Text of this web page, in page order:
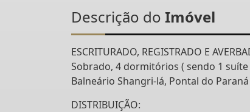
Descrição do Imóvel
ESCRITURADO, REGISTRADO E
Sobrado, 4 dormitórios ( sendo 1
Balneário Shangri-lá, Pontal do Paraná
DISTRIBUIÇÃO: